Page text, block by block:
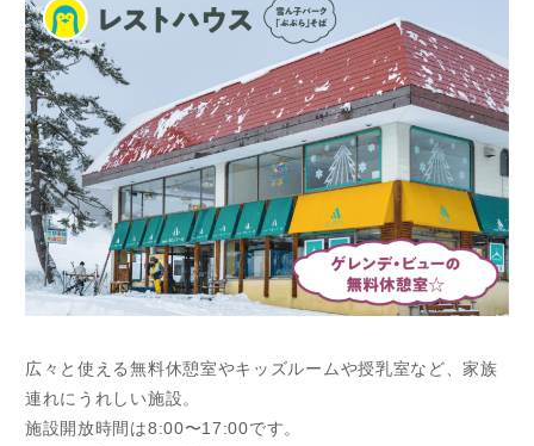
広々と使える無料休憩室やキッズルームや授乳室など、家族
連れにうれしい施設。
施設開放時間は8:00〜17:00です。